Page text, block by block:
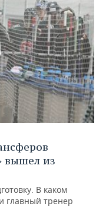
вышел из
В каком
главный тренер